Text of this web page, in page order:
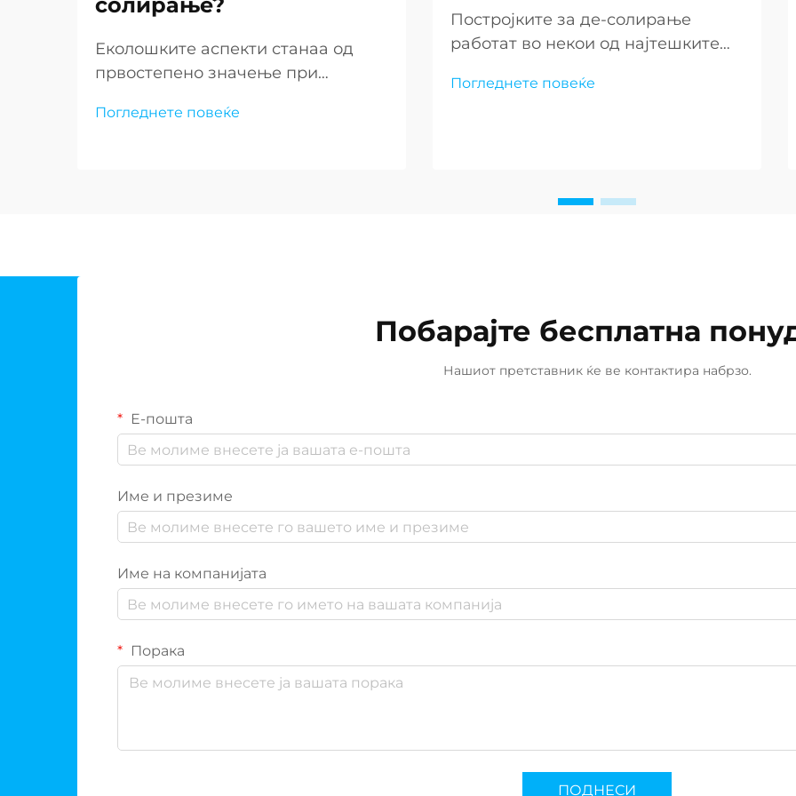
Еколошките аспекти станаа од
првостепено значење при
на современите постројки за де-
Погледнете повеќе
Постројките за де-солирање
работат во некои од најтешките
замисли човек, каде што морската
корозија станува од првостепено
Погледнете повеќе
Побарајте бесплатна
Нашиот претставник ќе ве контактира набрзо.
Е-пошта
Име и презиме
Име на компанијата
Порака
ПОДНЕСИ